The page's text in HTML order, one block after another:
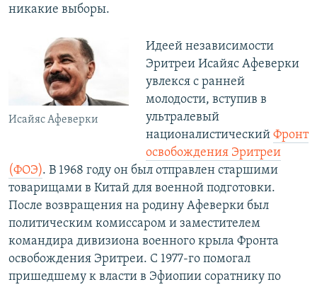
никакие выборы.
Исайяс Афеверки
Идеей независимости
Эритреи Исайяс Афеверки
увлекся с ранней
молодости, вступив в
ультралевый
националистический Фронт
освобождения Эритреи
(ФОЭ). В 1968 году он был отправлен старшими
товарищами в Китай для военной подготовки.
После возвращения на родину Афеверки был
политическим комиссаром и заместителем
командира дивизиона военного крыла Фронта
освобождения Эритреи. С 1977-го помогал
пришедшему к власти в Эфиопии соратнику по